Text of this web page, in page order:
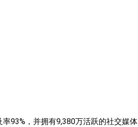
93%，并拥有9,380万活跃的社交媒体